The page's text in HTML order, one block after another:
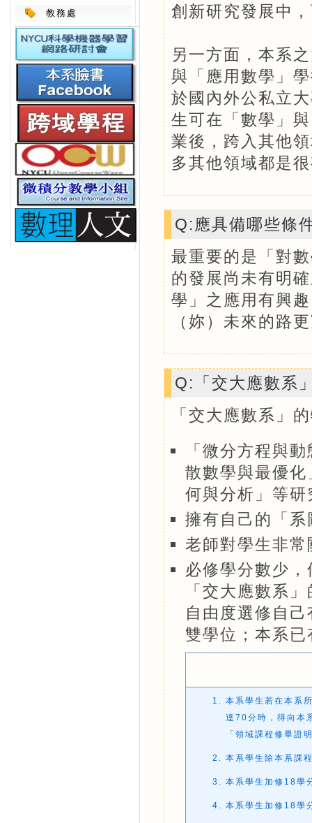
教務處
創新研究發展中
另一方面，本系
與「應用數學」
於國內外公私立
生可在「數學」
業後，跨入其他
多其他領域都是
Q:應具備哪些條
最重要的是「對
的發展尚未有明
學」之應用有興
（妳）未來的路
Q:「交大應數系
「交大應數系」
「微分方程與
散數學與最優
何與分析」等
擁有自己的「
老師對學生非
必修學分數少
「交大應數系
自由度選修自
雙學位；本系
本系學生若在本系
達70分時，得向本
「領域課程修畢證
本系學生除本系課
本系學生加修18學
本系學生加修18學